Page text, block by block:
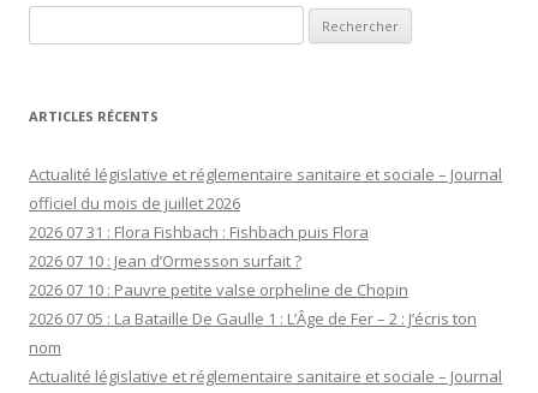
ARTICLES RÉCENTS
Actualité législative et réglementaire sanitaire et sociale – Journal
officiel du mois de juillet 2026
2026 07 31 : Flora Fishbach : Fishbach puis Flora
2026 07 10 : Jean d’Ormesson surfait ?
2026 07 10 : Pauvre petite valse orpheline de Chopin
2026 07 05 : La Bataille De Gaulle 1 : L’Âge de Fer – 2 : J’écris ton
nom
Actualité législative et réglementaire sanitaire et sociale – Journal